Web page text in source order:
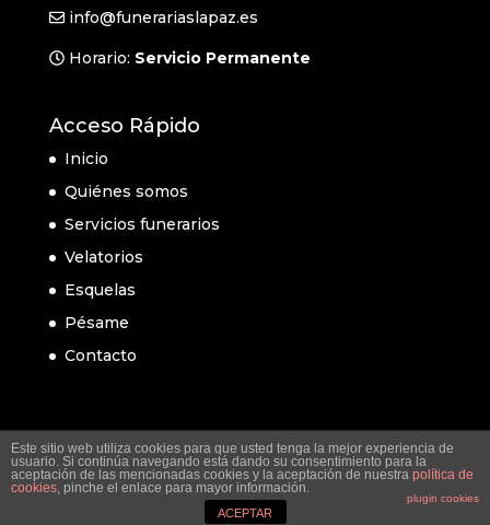
info@funerariaslapaz.es
Horario: Servicio Permanente
Acceso Rápido
Inicio
Quiénes somos
Servicios funerarios
Velatorios
Esquelas
Pésame
Contacto
Este sitio web utiliza cookies para que usted tenga la mejor experiencia de
usuario. Si continúa navegando está dando su consentimiento para la
aceptación de las mencionadas cookies y la aceptación de nuestra política de
cookies, pinche el enlace para mayor información.
plugin cookies
ACEPTAR